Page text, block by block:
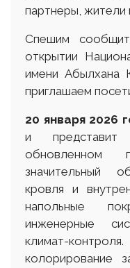
партнеры, жители
Спешим
открытии
имени Абылхана
приглашаем
20 января 2026
и
обновленном
значительный
кровля и
напольные
инженерные
климат-
колорирование